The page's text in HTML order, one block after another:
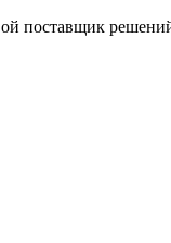
поставщик